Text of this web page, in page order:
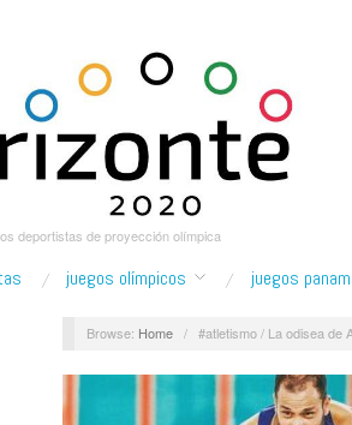
deportistas de proyección olímpica
juegos olímpicos juegos
Browse: Home / #atletismo / La odisea de